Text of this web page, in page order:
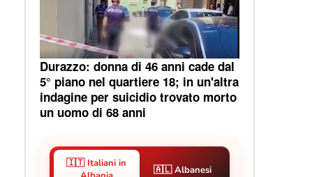
Durazzo: donna di 46 anni cade dal
5° piano nel quartiere 18; in un'altra
indagine per suicidio trovato morto
un uomo di 68 anni
🇮🇹 Italiani in
🇦🇱 Albanesi